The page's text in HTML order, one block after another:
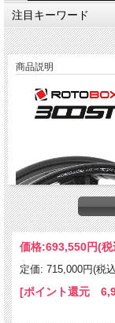
注目キーワード
商品説明
価格:693,550円(税
定価: 715,000円(税
[ポイント還元